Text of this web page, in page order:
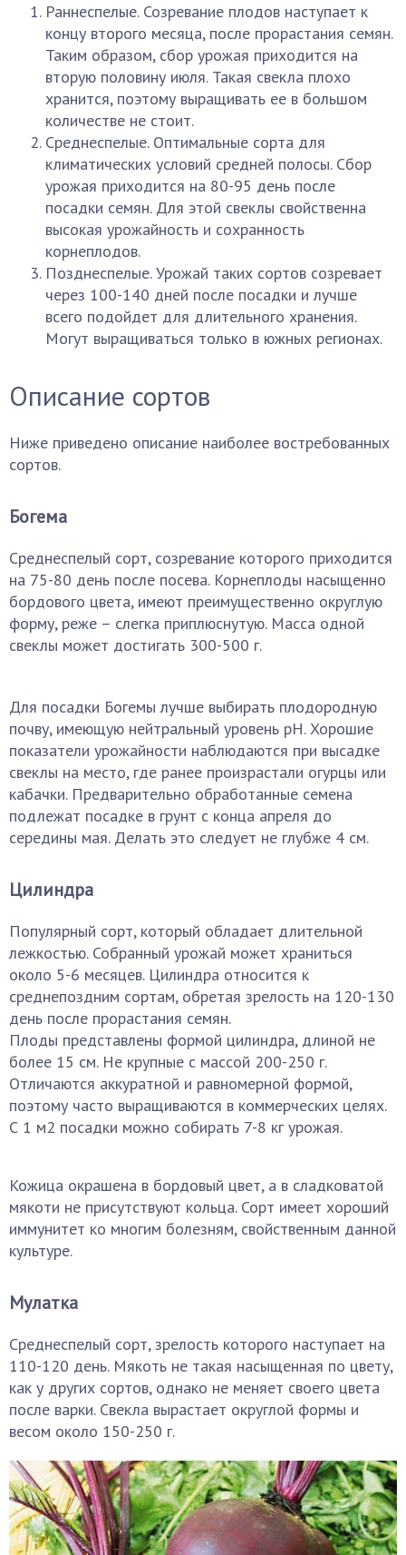
Раннеспелые. Созревание плодов наступает к
концу второго месяца, после прорастания семян.
Таким образом, сбор урожая приходится на
вторую половину июля. Такая свекла плохо
хранится, поэтому выращивать ее в большом
количестве не стоит.
Среднеспелые. Оптимальные сорта для
климатических условий средней полосы. Сбор
урожая приходится на 80-95 день после
посадки семян. Для этой свеклы свойственна
высокая урожайность и сохранность
корнеплодов.
Позднеспелые. Урожай таких сортов созревает
через 100-140 дней после посадки и лучше
всего подойдет для длительного хранения.
Могут выращиваться только в южных регионах.
Описание сортов
Ниже приведено описание наиболее востребованных
сортов.
Богема
Среднеспелый сорт, созревание которого приходится
на 75-80 день после посева. Корнеплоды насыщенно
бордового цвета, имеют преимущественно округлую
форму, реже – слегка приплюснутую. Масса одной
свеклы может достигать 300-500 г.
Для посадки Богемы лучше выбирать плодородную
почву, имеющую нейтральный уровень рН. Хорошие
показатели урожайности наблюдаются при высадке
свеклы на место, где ранее произрастали огурцы или
кабачки. Предварительно обработанные семена
подлежат посадке в грунт с конца апреля до
середины мая. Делать это следует не глубже 4 см.
Цилиндра
Популярный сорт, который обладает длительной
лежкостью. Собранный урожай может храниться
около 5-6 месяцев. Цилиндра относится к
среднепоздним сортам, обретая зрелость на 120-130
день после прорастания семян.
Плоды представлены формой цилиндра, длиной не
более 15 см. Не крупные с массой 200-250 г.
Отличаются аккуратной и равномерной формой,
поэтому часто выращиваются в коммерческих целях.
С 1 м2 посадки можно собирать 7-8 кг урожая.
Кожица окрашена в бордовый цвет, а в сладковатой
мякоти не присутствуют кольца. Сорт имеет хороший
иммунитет ко многим болезням, свойственным данной
культуре.
Мулатка
Среднеспелый сорт, зрелость которого наступает на
110-120 день. Мякоть не такая насыщенная по цвету,
как у других сортов, однако не меняет своего цвета
после варки. Свекла вырастает округлой формы и
весом около 150-250 г.